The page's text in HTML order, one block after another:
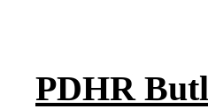
PDHR